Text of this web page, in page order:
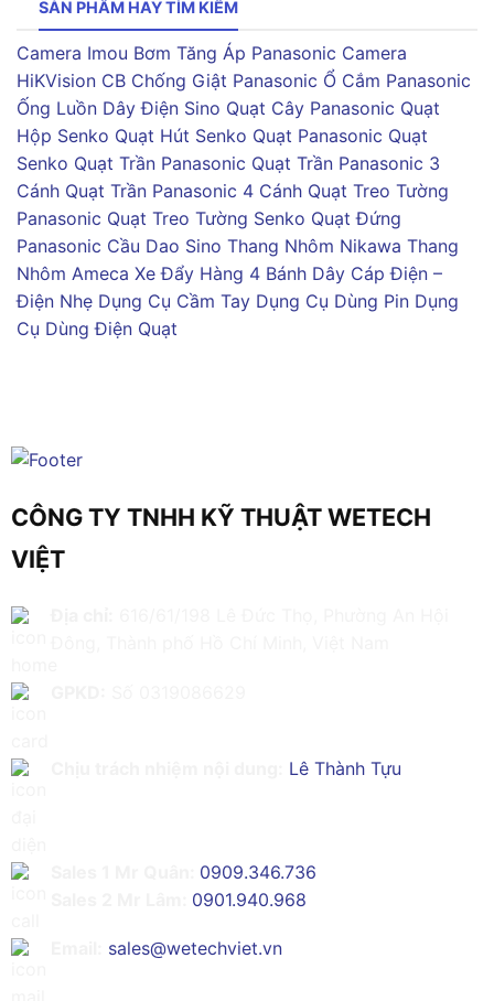
SẢN PHẨM HAY TÌM KIẾM
Camera Imou Bơm Tăng Áp Panasonic Camera
HiKVision CB Chống Giật Panasonic Ổ Cắm Panasonic
Ống Luồn Dây Điện Sino Quạt Cây Panasonic Quạt
Hộp Senko Quạt Hút Senko Quạt Panasonic Quạt
Senko Quạt Trần Panasonic Quạt Trần Panasonic 3
Cánh Quạt Trần Panasonic 4 Cánh Quạt Treo Tường
Panasonic Quạt Treo Tường Senko Quạt Đứng
Panasonic Cầu Dao Sino Thang Nhôm Nikawa Thang
Nhôm Ameca Xe Đẩy Hàng 4 Bánh Dây Cáp Điện –
Điện Nhẹ Dụng Cụ Cầm Tay Dụng Cụ Dùng Pin Dụng
Cụ Dùng Điện Quạt
CÔNG TY TNHH KỸ THUẬT WETECH
VIỆT
Lê Thành Tựu
0909.346.736
0901.940.968
sales@wetechviet.vn